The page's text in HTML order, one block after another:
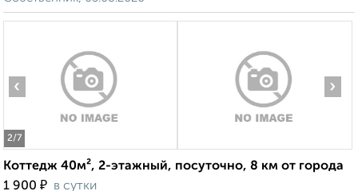
2/7
‹ ›
Коттедж 40м², 2-этажный, посуточно, 8 км от города
1 900 ₽ в сутки